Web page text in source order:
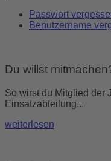
Passwort
Benutzername
Du willst
So wirst du Mitglied der
Einsatzabteilung...
weiterlesen